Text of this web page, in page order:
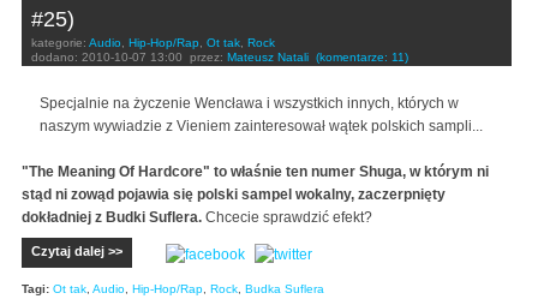
#25)
kategorie: Audio, Hip-Hop/Rap, Ot tak, Rock
dodano: 2010-10-07 13:00 przez: Mateusz Natali (komentarze: 11)
Specjalnie na życzenie Wencława i wszystkich innych, których w
naszym wywiadzie z Vieniem zainteresował wątek polskich sampli...
"The Meaning Of Hardcore" to właśnie ten numer Shuga, w którym ni
stąd ni zowąd pojawia się polski sampel wokalny, zaczerpnięty
dokładniej z Budki Suflera. Chcecie sprawdzić efekt?
Czytaj dalej >>
Tagi: Ot tak, Audio, Hip-Hop/Rap, Rock, Budka Suflera